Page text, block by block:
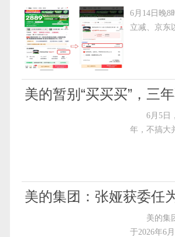
6月14日晚8
立减、京东
美的暂别“买买买”，三
6月5日，
年，不搞大
美的集团：张娅获委任
美的集团
于2026年6